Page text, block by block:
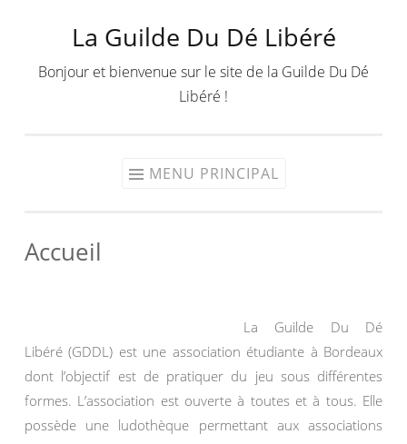
contenu
La Guilde Du Dé Libéré
Bonjour et bienvenue sur le site de la Guilde Du Dé
Libéré !
MENU PRINCIPAL
Accueil
La Guilde Du Dé
Libéré (GDDL) est une association étudiante à Bordeaux
dont l’objectif est de pratiquer du jeu sous différentes
formes. L’association est ouverte à toutes et à tous. Elle
possède une ludothèque permettant aux associations